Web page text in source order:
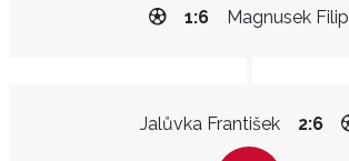
Magnusek Filip
1:6
Jalůvka František 2:6